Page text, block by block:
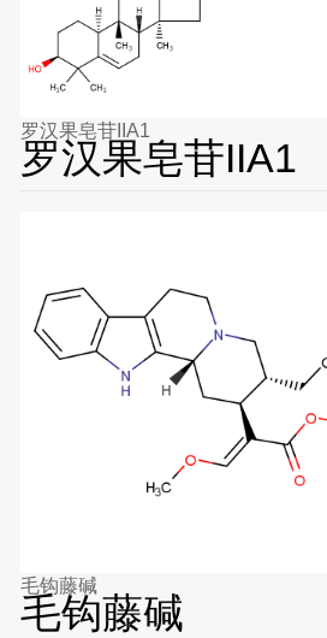
罗汉果皂苷IIA1
罗汉果皂苷IIA1
毛钩藤碱
毛钩藤碱